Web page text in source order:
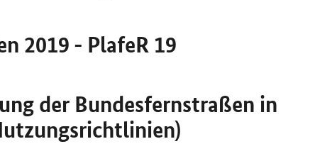
2019 - PlafeR 19
der Bundesfernstraßen in